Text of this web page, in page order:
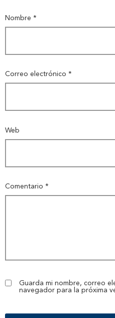
Comentario *
Nombre *
Correo electrónico *
Web
Guarda mi nombre, correo
navegador para la próxima